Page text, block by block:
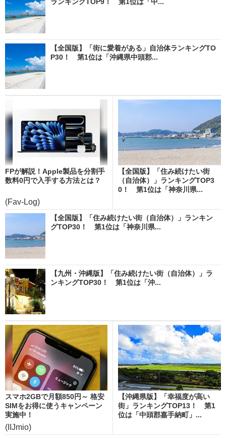
【全国版】「街に愛着がある」自治体ランキングTO
P30！ 第1位は「沖縄県中頭郡...
FPが解説！Apple製品を分割手
数料0円で入手する方法とは？
(Fav-Log)
【全国版】「住み続けたい街
（自治体）」ランキングTOP3
0！ 第1位は「神奈川県...
【全国版】「住み続けたい街（自治体）」ランキン
グTOP30！ 第1位は「神奈川県...
【九州・沖縄版】「住み続けたい街（自治体）」ラ
ンキングTOP30！ 第1位は「沖...
スマホ2GBで月額850円～ 格安
SIMをお得に使うキャンペーン
実施中！
(IIJmio)
【沖縄県版】「幸福度が高い
街」ランキングTOP13！ 第1
位は「中頭郡嘉手納町」...